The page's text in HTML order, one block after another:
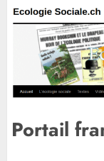
Portail